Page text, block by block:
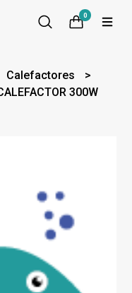
0
Calefactores
300W